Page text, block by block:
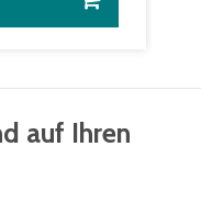
auf Ihren